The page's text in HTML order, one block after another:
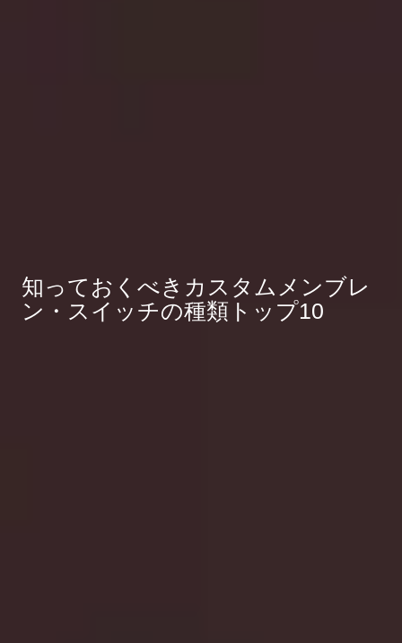
知っておくべきカスタムメンブレ
ン・スイッチの種類トップ10